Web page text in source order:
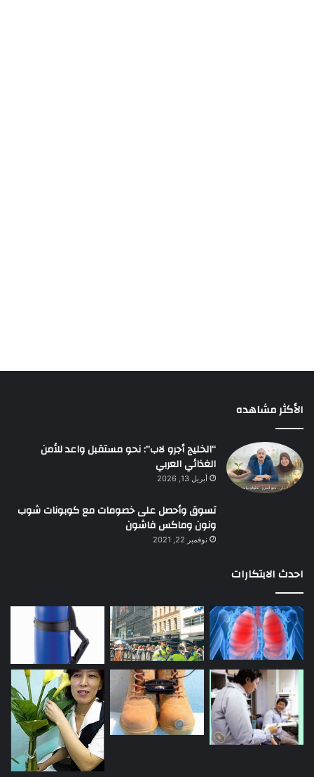
الأكثر مشاهده
“الخليج أجرو لاب”: نحو مستقبل واعد للأمن
الغذائي العربي
أبريل 13, 2026
تسوق وأحصل على خصومات مع كوبونات شوب
ونون وماكس فاشون
نوفمبر 22, 2021
احدث الابتكارات